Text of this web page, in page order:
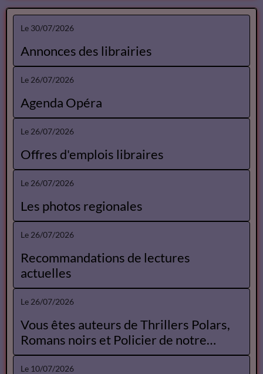
Le 30/07/2026
Annonces des librairies
Le 26/07/2026
Agenda Opéra
Le 26/07/2026
Offres d'emplois libraires
Le 26/07/2026
Les photos regionales
Le 26/07/2026
Recommandations de lectures
actuelles
Le 26/07/2026
Vous êtes auteurs de Thrillers Polars,
Romans noirs et Policier de notre
Catalogue
Le 10/07/2026